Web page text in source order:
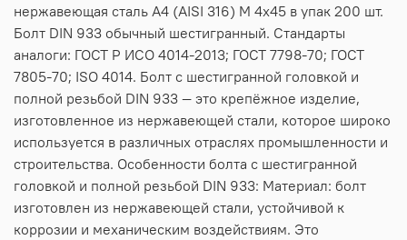
нержавеющая сталь А4 (AISI 316) M 4х45 в упак 200 шт.
Болт DIN 933 обычный шестигранный. Стандарты
аналоги: ГОСТ Р ИСО 4014-2013; ГОСТ 7798-70; ГОСТ
7805-70; ISO 4014. Болт с шестигранной головкой и
полной резьбой DIN 933 — это крепёжное изделие,
изготовленное из нержавеющей стали, которое широко
используется в различных отраслях промышленности и
строительства. Особенности болта с шестигранной
головкой и полной резьбой DIN 933: Материал: болт
изготовлен из нержавеющей стали, устойчивой к
коррозии и механическим воздействиям. Это